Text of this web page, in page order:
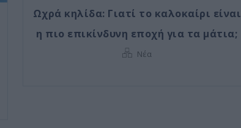
Ωχρά κηλίδα: Γιατί το καλοκαίρι είναι
η πιο επικίνδυνη εποχή για τα μάτια;
Νέα